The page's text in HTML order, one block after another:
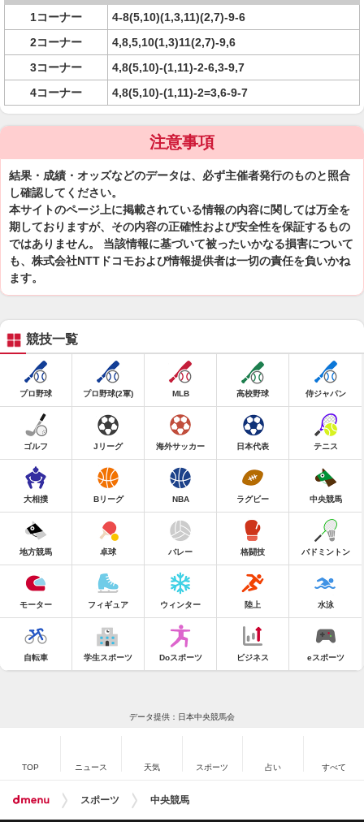
1コーナー
4-8(5,10)(1,3,11)(2,7)-9-6
2コーナー
4,8,5,10(1,3)11(2,7)-9,6
3コーナー
4,8(5,10)-(1,11)-2-6,3-9,7
4コーナー
4,8(5,10)-(1,11)-2=3,6-9-7
注意事項
結果・成績・オッズなどのデータは、必ず主催者発行のものと照合
し確認してください。
本サイトのページ上に掲載されている情報の内容に関しては万全を
期しておりますが、その内容の正確性および安全性を保証するもの
ではありません。 当該情報に基づいて被ったいかなる損害について
も、株式会社NTTドコモおよび情報提供者は一切の責任を負いかね
ます。
競技一覧
プロ野球 プロ野球(2軍) MLB 高校野球 侍ジャパン
ゴルフ Jリーグ 海外サッカー 日本代表 テニス
大相撲 Bリーグ NBA ラグビー 中央競馬
地方競馬 卓球 バレー 格闘技 バドミントン
モーター フィギュア ウィンター 陸上 水泳
自転車 学生スポーツ Doスポーツ ビジネス eスポーツ
データ提供：日本中央競馬会
TOP ニュース 天気 スポーツ 占い すべて
スポーツ 中央競馬